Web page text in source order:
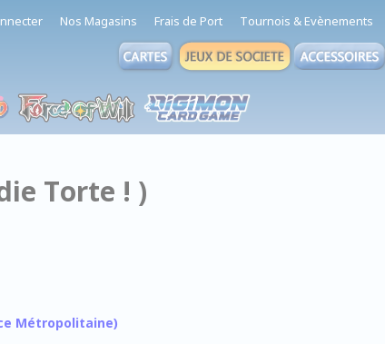
Nos Magasins Frais de Port Tournois & Evènements
Torte ! )
Métropolitaine)